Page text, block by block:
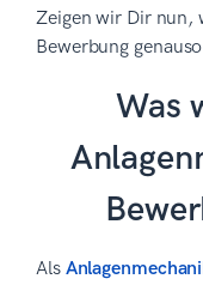
Zeigen wir Dir nun,
Bewerbung
Was
Als